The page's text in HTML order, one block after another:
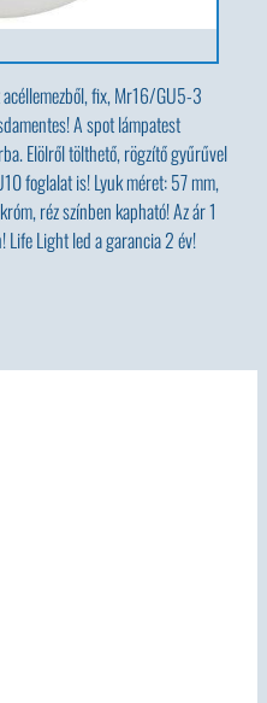
fix, Mr16/GU5-3
A spot lámpatest
Elölről tölthető, rögzítő gyűrűvel
foglalat is! Lyuk méret: 57 mm,
réz színben kapható! Az ár 1
Life Light led a garancia 2 év!